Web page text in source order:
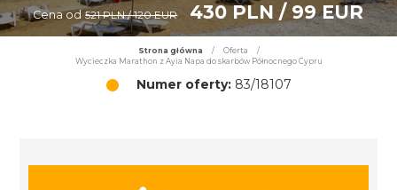
Cena od 521 PLN / 120 EUR 430 PLN / 99 EUR
Strona główna / Oferta
/
Wycieczka Marathon z Ayia Napa do skarbów Północnego Cypru
Numer oferty:83/18107